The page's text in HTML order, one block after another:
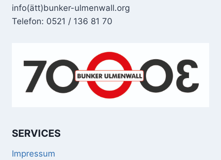
info(ätt)bunker-ulmenwall.org
Telefon: 0521 / 136 81 70
SERVICES
Impressum